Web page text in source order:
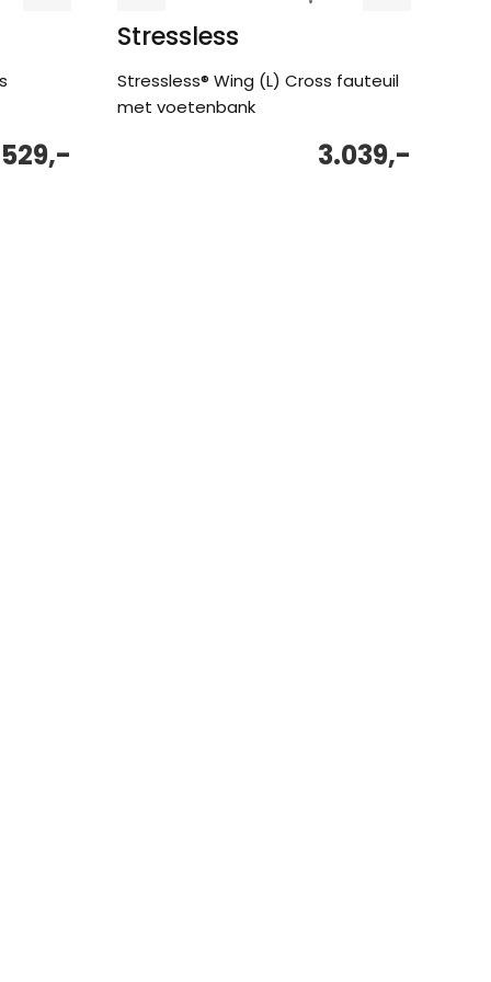
Stressless
Stressless® Wing (L) Cross fauteuil
met voetenbank
3.039,-